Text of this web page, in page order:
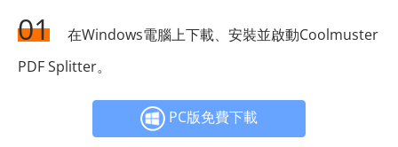
01
在Windows電腦上下載、安裝並啟動Coolmuster
PDF Splitter。
PC版免費下載